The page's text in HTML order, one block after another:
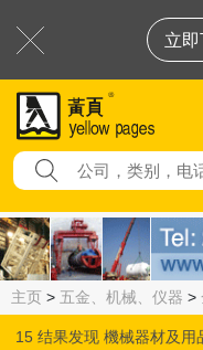
立
主页 > 五金、机械、仪器 >
15 结果发现 機械器材及用